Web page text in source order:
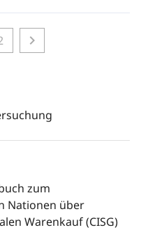
chevron_right
zum
Nationen über
Warenkauf (CISG)